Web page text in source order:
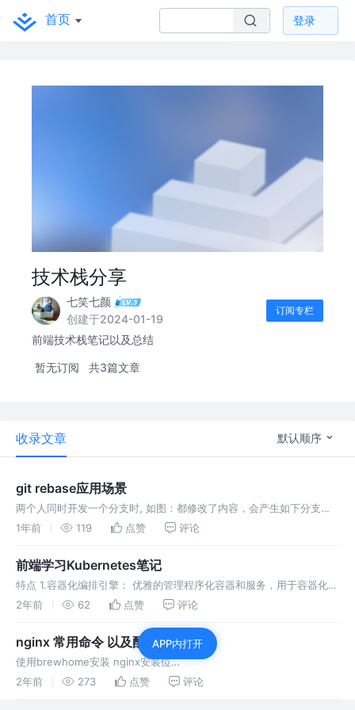
首页 登录
技术栈分享
七笑七颜
创建于2024-01-19
订阅专栏
前端技术栈笔记以及总结
暂无订阅 共3篇文章
收录文章 默认顺序
git rebase应用场景
两个人同时开发一个分支时, 如图：都修改了内容，会产生如下分支图
合并远端分支，你将在本地获得一个崭新的提交H，主要内容是远端分
每次拉取
1年前 119 点赞 评论
前端学习Kubernetes笔记
特点 1.容器化编排引擎： 优雅的管理程序化容器和服务，用于容器化部
署、扩展和管理等。 2.容器编排功能：通过一些配置文件 来定义应用
用？
2年前 62 点赞 评论
nginx 常用命令 以及配置文件
使用brewhome安装 nginx安装位
置：/opt/homebrew/Cellar/nginx/1.21.1 配置文件路
2年前 273 点赞 评论
APP内打开